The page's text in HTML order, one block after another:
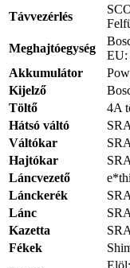
Távvezérlés
Meghajtóegység
EU:
Akkumulátor
Kijelző
Töltő
4A
Hátsó váltó
Váltókar
Hajtókar
Láncvezető
Lánckerék
Lánc
Kazetta
Fékek